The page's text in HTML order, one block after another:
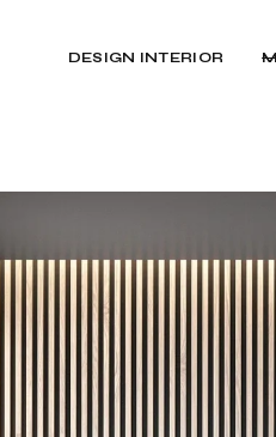
DESIGN INTERIOR